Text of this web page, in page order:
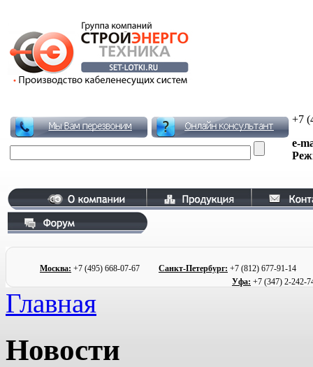
+7
e-
Москва: +7 (495) 668-07-67 Санкт-Петербург: +7 (812) 677-91-
Уфа: +7 (347) 2-242-
Главная
Новости